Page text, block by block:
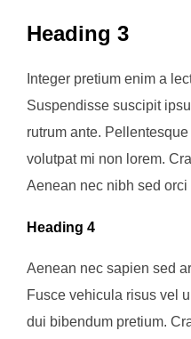
Heading 3
Integer pretium enim a
Suspendisse suscipit
rutrum ante.
volutpat mi non lorem.
Aenean nec nibh sed orci
Heading 4
Aenean nec sapien sed
Fusce vehicula risus vel
dui bibendum pretium.